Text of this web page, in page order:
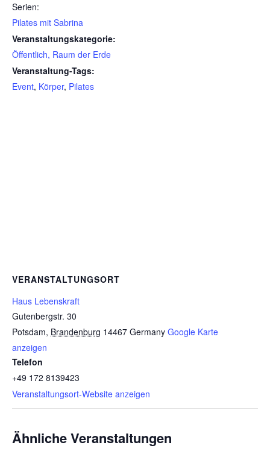
Serien:
Pilates mit Sabrina
Veranstaltungskategorie:
Öffentlich, Raum der Erde
Veranstaltung-Tags:
Event, Körper, Pilates
VERANSTALTUNGSORT
Haus Lebenskraft
Gutenbergstr. 30
Potsdam, Brandenburg 14467 Germany Google Karte
anzeigen
Telefon
+49 172 8139423
Veranstaltungsort-Website anzeigen
Ähnliche Veranstaltungen